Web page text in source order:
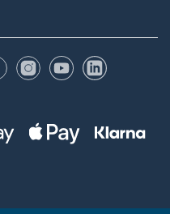
FacebookInstagram
YouTubeLinkedIn